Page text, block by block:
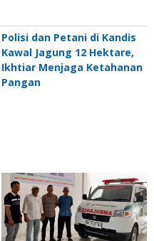
Polisi dan Petani di Kandis
Kawal Jagung 12 Hektare,
Ikhtiar Menjaga Ketahanan
Pangan